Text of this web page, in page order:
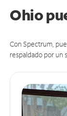
Ohio
Con Spectrum,
respaldado por un